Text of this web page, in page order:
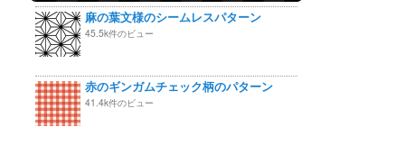
麻の葉文様のシームレスパターン
45.5k件のビュー
赤のギンガムチェック柄のパターン
41.4k件のビュー